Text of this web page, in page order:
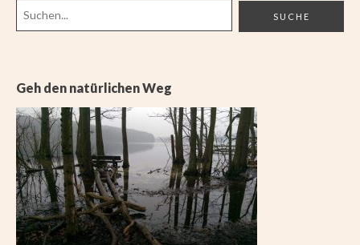
Geh den natürlichen Weg